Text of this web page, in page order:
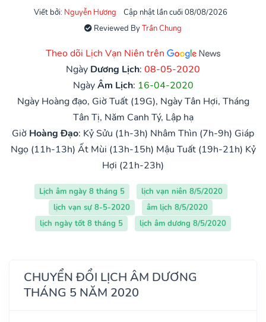
Viết bởi: Nguyễn Hương
Cập nhật lần cuối 08/08/2026
Reviewed ByTrần Chung
Theo dõi Lịch Vạn Niên trên
Ngày Dương Lịch: 08-05-2020
NgàyÂm Lịch: 16-04-2020
Ngày Hoàng đạo, Giờ Tuất (19G), Ngày Tân Hợi, Tháng
Tân Tị, Năm Canh Tý, Lập hạ
Giờ Hoàng Đạo: Kỷ Sửu (1h-3h) Nhâm Thìn (7h-9h) Giáp
Ngọ (11h-13h) Ất Mùi (13h-15h) Mậu Tuất (19h-21h) Kỷ
Hợi (21h-23h)
Lịch âm ngày 8 tháng 5
lịch vạn niên 8/5/2020
lịch vạn sự 8-5-2020
âm lịch 8/5/2020
lịch ngày tốt 8 tháng 5
lịch âm dương 8/5/2020
CHUYỂN ĐỔI LỊCH ÂM DƯƠNG
THÁNG 5 NĂM 2020